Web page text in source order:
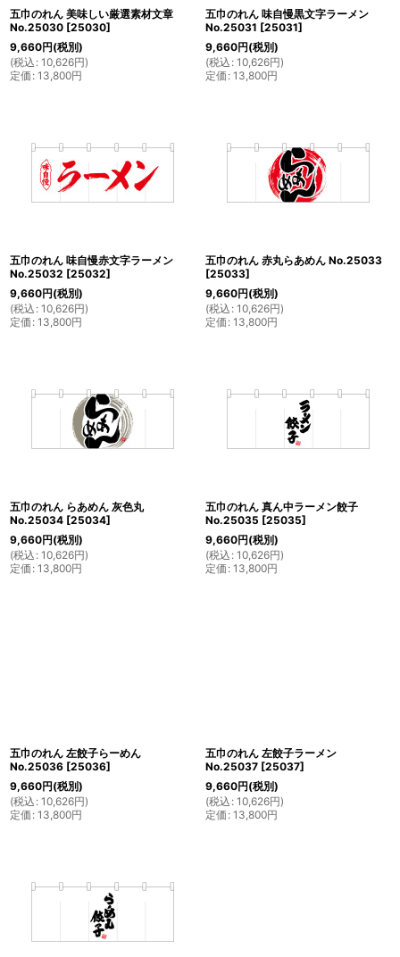
五巾のれん 美味しい厳選素材文章
No.25030 [25030]
9,660円(税別)
(税込 : 10,626円)
定価 : 13,800円
五巾のれん 味自慢黒文字ラーメン
No.25031 [25031]
9,660円(税別)
(税込 : 10,626円)
定価 : 13,800円
五巾のれん 味自慢赤文字ラーメン
No.25032 [25032]
9,660円(税別)
(税込 : 10,626円)
定価 : 13,800円
五巾のれん 赤丸らあめん No.25033
[25033]
9,660円(税別)
(税込 : 10,626円)
定価 : 13,800円
五巾のれん らあめん 灰色丸
No.25034 [25034]
9,660円(税別)
(税込 : 10,626円)
定価 : 13,800円
五巾のれん 真ん中ラーメン餃子
No.25035 [25035]
9,660円(税別)
(税込 : 10,626円)
定価 : 13,800円
五巾のれん 左餃子らーめん
No.25036 [25036]
9,660円(税別)
(税込 : 10,626円)
定価 : 13,800円
五巾のれん 左餃子ラーメン
No.25037 [25037]
9,660円(税別)
(税込 : 10,626円)
定価 : 13,800円